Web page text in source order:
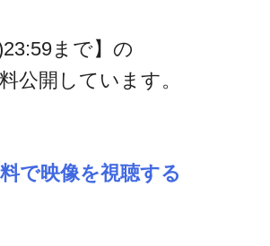
まで】の
公開しています。
で映像を視聴する